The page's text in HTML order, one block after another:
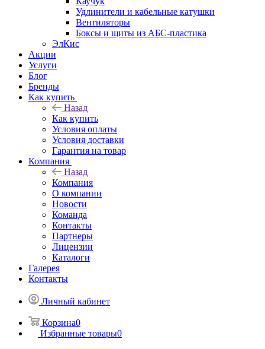
Удлинители и кабельные катушки
Вентиляторы
Боксы и щиты из АБС-пластика
ЭлКис
Акции
Услуги
Блог
Бренды
Как купить
Назад
Как купить
Условия оплаты
Условия доставки
Гарантия на товар
Компания
Назад
Компания
О компании
Новости
Команда
Контакты
Партнеры
Лицензии
Каталоги
Галерея
Контакты
Личный кабинет
Корзина0
Избранные товары0